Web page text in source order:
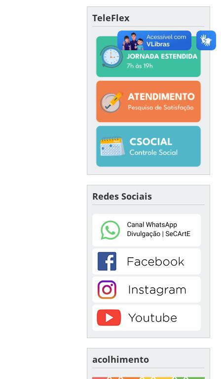
TeleFlex
Redes Sociais
acolhimento